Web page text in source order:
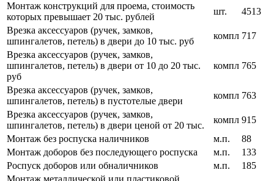
Монтаж конструкций для проема, стоимость
которых превышает 20 тыс. рублей
шт.
4513
Врезка аксессуаров (ручек, замков,
шпингалетов, петель) в двери до 10 тыс. руб
компл 717
Врезка аксессуаров (ручек, замков,
шпингалетов, петель) в двери от 10 до 20 тыс.
руб
компл 765
Врезка аксессуаров (ручек, замков,
шпингалетов, петель) в пустотелые двери
компл 763
Врезка аксессуаров (ручек, замков,
шпингалетов, петель) в двери ценой от 20 тыс.
компл 915
Монтаж без роспуска наличников
м.п.
88
Монтаж доборов без последующего роспуска
м.п.
133
Роспуск доборов или обналичников
м.п.
185